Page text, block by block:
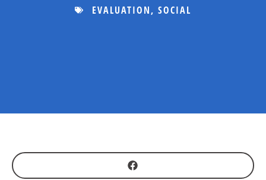
EVALUATION, SOCIAL